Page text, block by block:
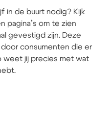
in de buurt nodig? Kijk
pagina’s om te zien
gevestigd zijn. Deze
consumenten die er
weet jij precies met wat